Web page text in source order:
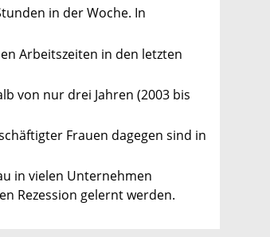
in der Woche. In
Arbeitszeiten in den letzten
von nur drei Jahren (2003 bis
Frauen dagegen sind in
in vielen Unternehmen
Rezession gelernt werden.